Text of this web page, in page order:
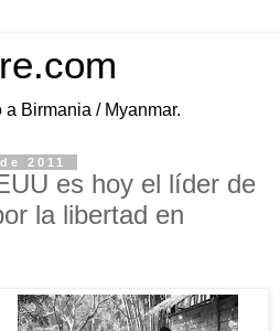
Birmania / Myanmar.
2011
es hoy el líder de
la libertad en